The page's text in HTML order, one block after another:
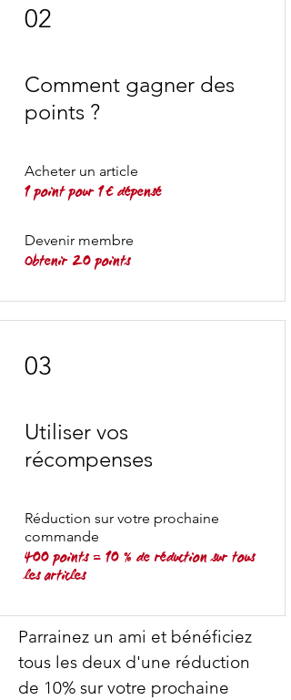
02
Comment gagner des
points ?
Acheter un article
1 point pour 1 € dépensé
Devenir membre
Obtenir 20 points
03
Utiliser vos
récompenses
Réduction sur votre prochaine
commande
400 points = 10 % de réduction sur tous
les articles
Parrainez un ami et bénéficiez
tous les deux d'une réduction
de 10% sur votre prochaine